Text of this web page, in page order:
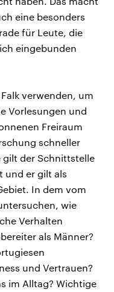
eine besonders
für Leute, die
eingebunden
verwenden, um
Vorlesungen und
Freiraum
schneller
gilt der Schnittstelle
und er gilt als
In dem vom
wie
Verhalten
als Männer?
und Vertrauen?
im Alltag? Wichtige